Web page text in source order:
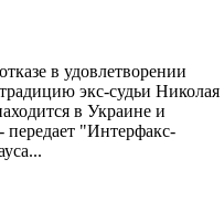
в удовлетворении
экс-судьи Николая
в Украине и
"Интерфакс-